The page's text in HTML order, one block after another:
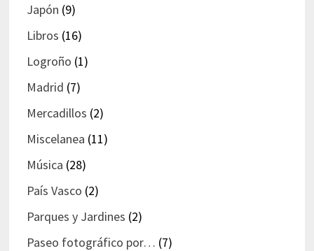
Japón (9)
Libros (16)
Logroño (1)
Madrid (7)
Mercadillos (2)
Miscelanea (11)
Música (28)
País Vasco (2)
Parques y Jardines (2)
Paseo fotográfico por… (7)